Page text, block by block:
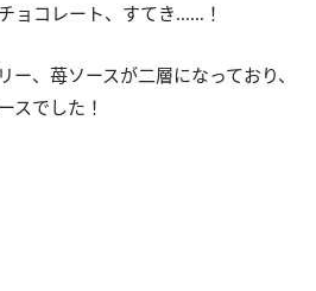
ョコレート、すてき……！
ー、苺ソースが二層になっており、
スでした！